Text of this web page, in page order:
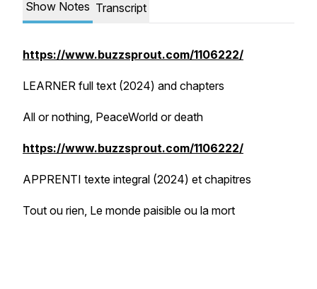
Show Notes Transcript
https://www.buzzsprout.com/1106222/
LEARNER full text (2024) and chapters
All or nothing, PeaceWorld or death
https://www.buzzsprout.com/1106222/
APPRENTI texte integral (2024) et chapitres
Tout ou rien, Le monde paisible ou la mort